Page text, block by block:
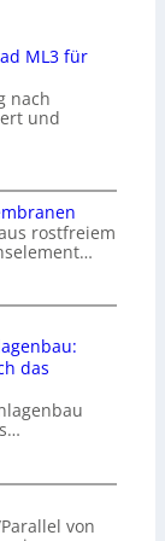
ML3 für
nach
und
rostfreiem
das
von